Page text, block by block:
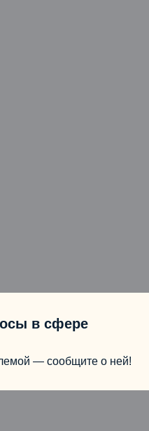
в сфере
— сообщите о ней!